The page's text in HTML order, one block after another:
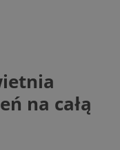
na całą